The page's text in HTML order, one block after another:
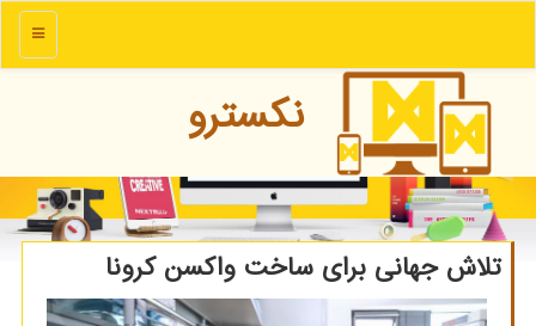
منو
نكسترو
تلاش جهانی برای ساخت واكسن كرونا